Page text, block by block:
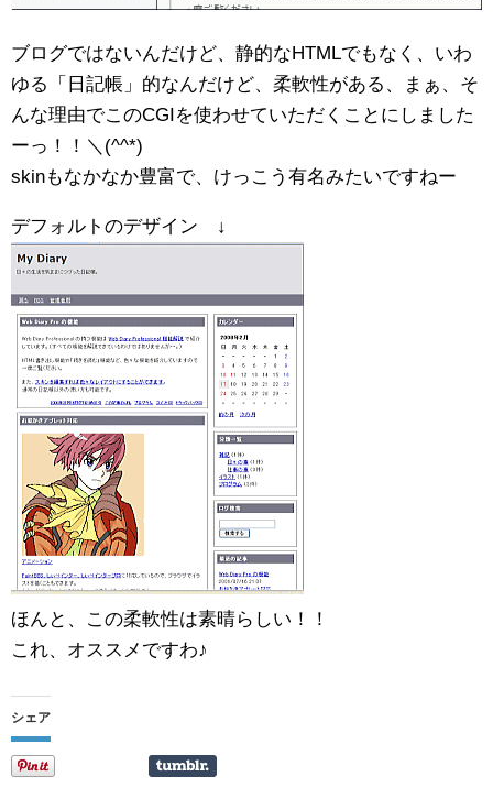
ブログではないんだけど、静的なHTMLでもなく、いわ
ゆる「日記帳」的なんだけど、柔軟性がある、まぁ、そ
んな理由でこのCGIを使わせていただくことにしました
ーっ！！＼(^^*)
skinもなかなか豊富で、けっこう有名みたいですねー
デフォルトのデザイン ↓
ほんと、この柔軟性は素晴らしい！！
これ、オススメですわ♪
シェア